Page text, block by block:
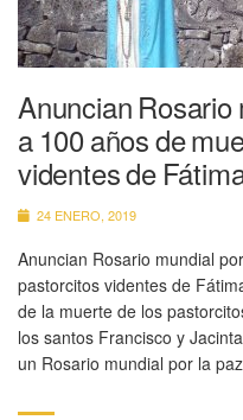
Anuncian Rosario
a 100 años de
videntes de
24 ENERO, 2019
Anuncian Rosario mundial
pastorcitos videntes de
de la muerte de los
los santos Francisco y
un Rosario mundial por la